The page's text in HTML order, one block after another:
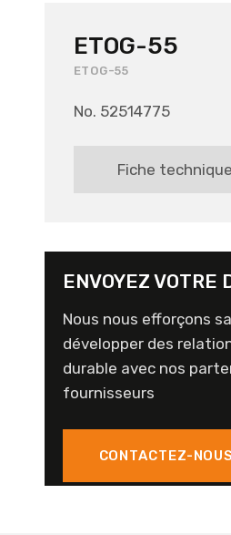
ETOG-55
ETOG-55
No. 52514775
Fiche technique
ENVOYEZ VOTRE
Nous nous efforçons
développer des
durable avec nos
fournisseurs
CONTACTEZ-NOUS